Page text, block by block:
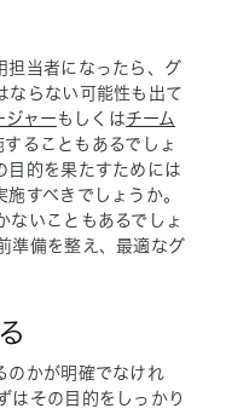
担当者になったら、グ
ならない可能性も出て
ジャーもしくはチーム
ることもあるでしょ
目的を果たすためには
すべきでしょうか。
ないこともあるでしょ
準備を整え、最適なグ
のかが明確でなけれ
はその目的をしっかり